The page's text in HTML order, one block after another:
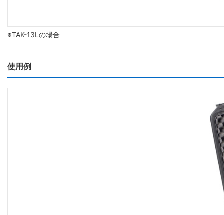
※TAK-13Lの場合
使用例